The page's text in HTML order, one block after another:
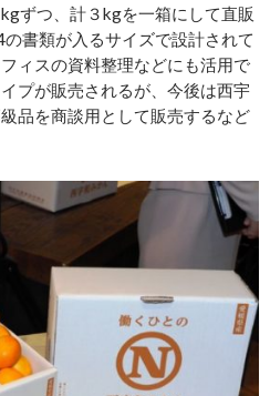
ずつ、計３kgを一箱にして直販
の書類が入るサイズで設計されて
ィスの資料整理などにも活用で
プが販売されるが、今後は西宇
品を商談用として販売するなど